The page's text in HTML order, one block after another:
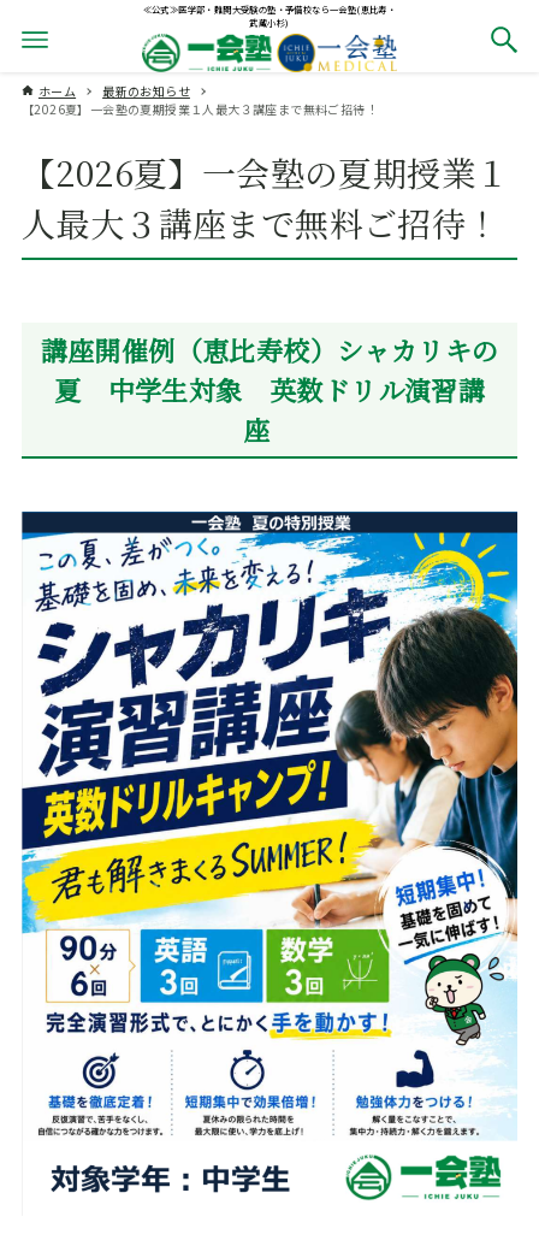
≪公式≫医学部・難関大受験の塾・予備校なら一会塾(恵比寿・
武蔵小杉)
ホーム
最新のお知らせ
【2026夏】一会塾の夏期授業１人最大３講座まで無料ご招待！
【2026夏】一会塾の夏期授業１
人最大３講座まで無料ご招待！
講座開催例（恵比寿校）シャカリキの
夏 中学生対象 英数ドリル演習講
座